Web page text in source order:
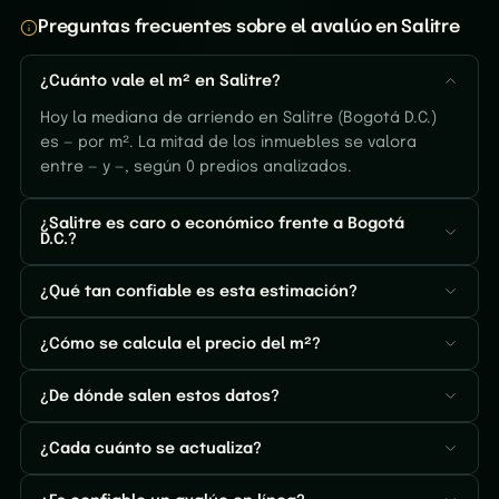
Preguntas frecuentes sobre el avalúo en Salitre
¿Cuánto vale el m² en Salitre?
Hoy la mediana de arriendo en Salitre (Bogotá D.C.)
es — por m². La mitad de los inmuebles se valora
entre — y —, según 0 predios analizados.
¿Salitre es caro o económico frente a Bogotá
D.C.?
¿Qué tan confiable es esta estimación?
¿Cómo se calcula el precio del m²?
¿De dónde salen estos datos?
¿Cada cuánto se actualiza?